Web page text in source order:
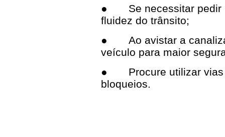
●
Se necessitar
fluidez do trânsito;
●
Ao avistar a
veículo para maior
●
Procure utilizar
bloqueios.